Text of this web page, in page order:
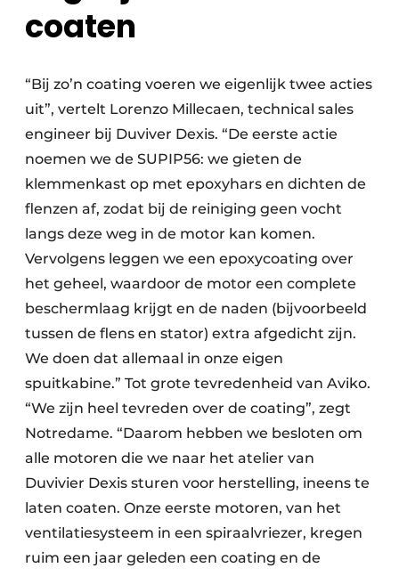
coaten
“Bij zo’n coating voeren we eigenlijk twee acties
uit”, vertelt Lorenzo Millecaen, technical sales
engineer bij Duviver Dexis. “De eerste actie
noemen we de SUPIP56: we gieten de
klemmenkast op met epoxyhars en dichten de
flenzen af, zodat bij de reiniging geen vocht
langs deze weg in de motor kan komen.
Vervolgens leggen we een epoxycoating over
het geheel, waardoor de motor een complete
beschermlaag krijgt en de naden (bijvoorbeeld
tussen de flens en stator) extra afgedicht zijn.
We doen dat allemaal in onze eigen
spuitkabine.” Tot grote tevredenheid van Aviko.
“We zijn heel tevreden over de coating”, zegt
Notredame. “Daarom hebben we besloten om
alle motoren die we naar het atelier van
Duvivier Dexis sturen voor herstelling, ineens te
laten coaten. Onze eerste motoren, van het
ventilatiesysteem in een spiraalvriezer, kregen
ruim een jaar geleden een coating en de